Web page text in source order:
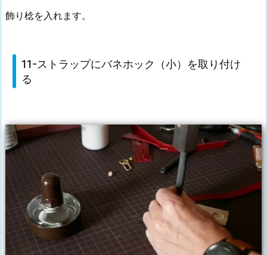
飾り棯を入れます。
11-ストラップにバネホック（小）を取り付け
る